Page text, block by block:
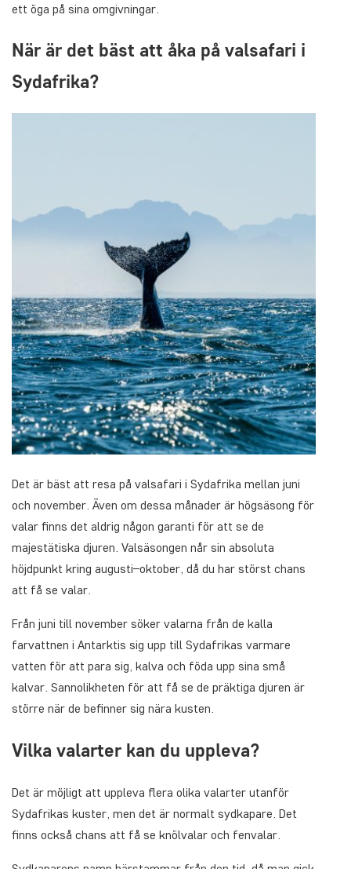
ett öga på sina omgivningar.
När är det bäst att åka på valsafari i
Sydafrika?
Det är bäst att resa på valsafari i Sydafrika mellan juni
och november. Även om dessa månader är högsäsong för
valar finns det aldrig någon garanti för att se de
majestätiska djuren. Valsäsongen når sin absoluta
höjdpunkt kring augusti–oktober, då du har störst chans
att få se valar.
Från juni till november söker valarna från de kalla
farvattnen i Antarktis sig upp till Sydafrikas varmare
vatten för att para sig, kalva och föda upp sina små
kalvar. Sannolikheten för att få se de präktiga djuren är
större när de befinner sig nära kusten.
Vilka valarter kan du uppleva?
Det är möjligt att uppleva flera olika valarter utanför
Sydafrikas kuster, men det är normalt sydkapare. Det
finns också chans att få se knölvalar och fenvalar.